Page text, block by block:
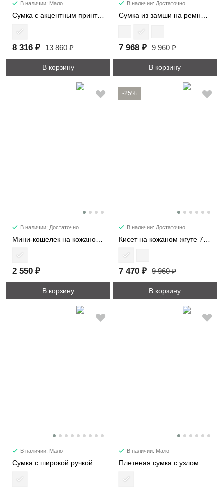
В наличии: Мало
Сумка с акцентным принтом 2053
8 316 ₽ 13 860 ₽
В корзину
В наличии: Достаточно
Сумка из замши на ремне 7361
7 968 ₽ 9 960 ₽
В корзину
В наличии: Достаточно
2 550 ₽
В корзину
-25%
В наличии: Достаточно
7 470 ₽ 9 960 ₽
В корзину
В наличии: Мало В наличии: Мало